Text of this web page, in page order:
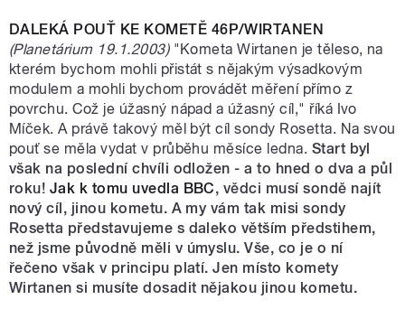
DALEKÁ POUŤ KE KOMETĚ 46P/WIRTANEN
(Planetárium 19.1.2003)"Kometa Wirtanen je těleso, na
kterém bychom mohli přistát s nějakým výsadkovým
modulem a mohli bychom provádět měření přímo z
povrchu. Což je úžasný nápad a úžasný cíl," říká Ivo
Míček. A právě takový měl být cíl sondy Rosetta. Na svou
pouť se měla vydat v průběhu měsíce ledna. Start byl
však na poslední chvíli odložen - a to hned o dva a půl
roku! Jak k tomu uvedla BBC, vědci musí sondě najít
nový cíl, jinou kometu. A my vám tak misi sondy
Rosetta představujeme s daleko větším předstihem,
než jsme původně měli v úmyslu. Vše, co je o ní
řečeno však v principu platí. Jen místo komety
Wirtanen si musíte dosadit nějakou jinou kometu.